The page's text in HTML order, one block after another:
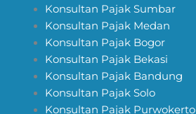
Konsultan Pajak Sumbar
Konsultan Pajak Medan
Konsultan Pajak Bogor
Konsultan Pajak Bekasi
Konsultan Pajak Bandung
Konsultan Pajak Solo
Konsultan Pajak Purwokerto